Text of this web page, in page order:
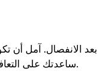
بعد الانفصال. آمل
ساعدتك على التعافي من ظلام الانفصال.
استشارات اللياقة
هذا أسلوب حياتي حقًا.